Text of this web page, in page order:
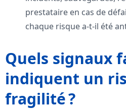
prestataire en cas de
chaque risque a-t-il été
Quels signaux
indiquent un
fragilité ?